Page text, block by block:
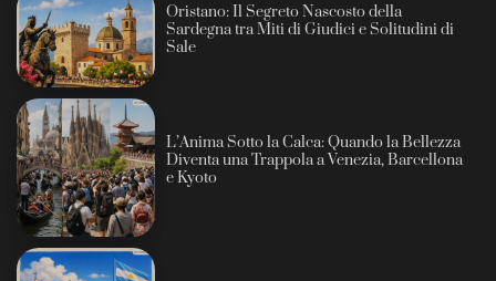
Oristano: Il Segreto Nascosto della
Sardegna tra Miti di Giudici e Solitudini di
Sale
L’Anima Sotto la Calca: Quando la Bellezza
Diventa una Trappola a Venezia, Barcellona
e Kyoto